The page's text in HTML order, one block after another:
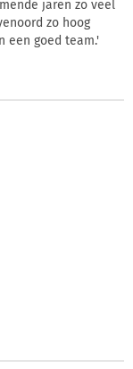
jaren zo veel
zo hoog
een goed team.'